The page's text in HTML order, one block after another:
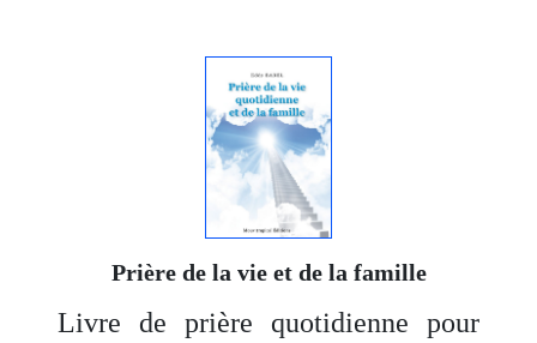
Prière de la vie et de la famille
Livre de prière quotidienne pour